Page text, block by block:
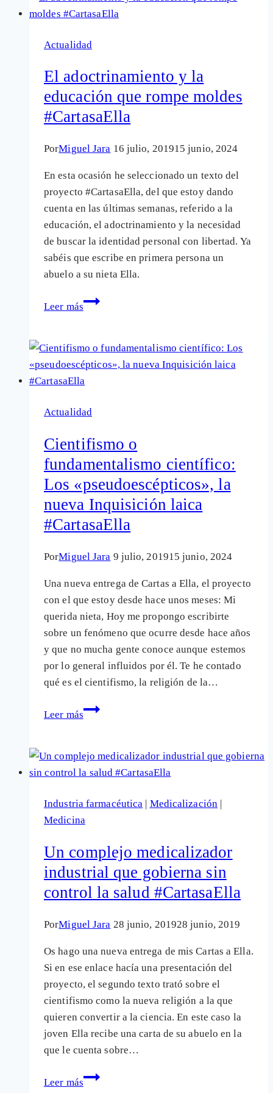
científico
es
base
de
la
hoy
Actualidad
El adoctrinamiento y la
educación que rompe moldes
#CartasaElla
PorMiguel Jara 16 julio, 201915 junio, 2024
En esta ocasión he seleccionado un texto del
proyecto #CartasaElla, del que estoy dando
cuenta en las últimas semanas, referido a la
educación, el adoctrinamiento y la necesidad
de buscar la identidad personal con libertad. Ya
sabéis que escribe en primera persona un
abuelo a su nieta Ella.
Leer más
El
la
educación
que
moldes
Actualidad
Cientifismo o
fundamentalismo científico:
Los «pseudoescépticos», la
nueva Inquisición laica
#CartasaElla
PorMiguel Jara 9 julio, 201915 junio, 2024
Una nueva entrega de Cartas a Ella, el proyecto
con el que estoy desde hace unos meses: Mi
querida nieta, Hoy me propongo escribirte
sobre un fenómeno que ocurre desde hace años
y que no mucha gente conoce aunque estemos
por lo general influidos por él. Te he contado
qué es el cientifismo, la religión de la…
Leer más
Cientifismo
científico:
Los
la
nueva
laica
#CartasaElla
Industria farmacéutica Medicalización
Medicina
Un complejo medicalizador
industrial que gobierna sin
control la salud #CartasaElla
PorMiguel Jara 28 junio, 201928 junio, 2019
Os hago una nueva entrega de mis Cartas a Ella.
Si en ese enlace hacía una presentación del
proyecto, el segundo texto trató sobre el
cientifismo como la nueva religión a la que
quieren convertir a la ciencia. En este caso la
joven Ella recibe una carta de su abuelo en la
que le cuenta sobre…
Leer más
Un